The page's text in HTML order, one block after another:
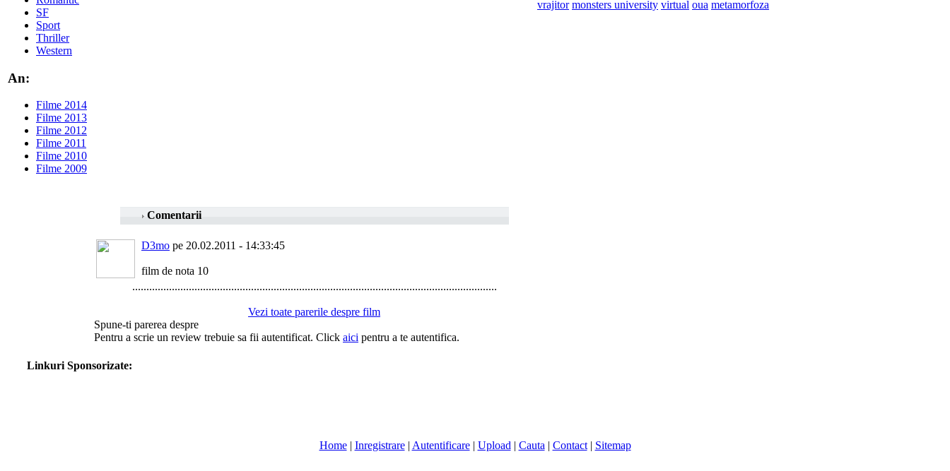
SF
Sport
Thriller
Western
An:
Filme 2014
Filme 2013
Filme 2012
Filme 2011
Filme 2010
Filme 2009
Comentarii
D3mo pe 20.02.2011 - 14:33:45
film de nota 10
.................................................................................................................................
Vezi toate parerile despre film
Spune-ti parerea despre
Pentru a scrie un review trebuie sa fii autentificat. Click aici pentru a te autentifica.
vrajitor monsters university virtual oua metamorfoza
Linkuri Sponsorizate:
Home| Inregistrare| Autentificare| Upload | Cauta | Contact| Sitemap